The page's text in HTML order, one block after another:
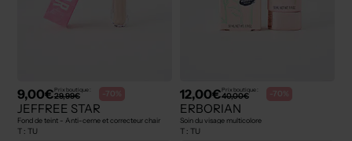
9,00€Prix boutique :
29,99€ -70%
JEFFREE STAR
Fond de teint - Anti-cerne et correcteur chair
T : TU
12,00€Prix boutique :
40,00€ -70%
ERBORIAN
Soin du visage multicolore
T : TU